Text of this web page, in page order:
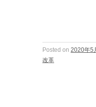
Posted on 2020年5
改革